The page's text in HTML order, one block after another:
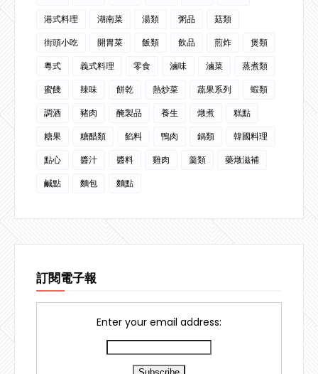
港式料理
湖南菜 湯類 粥品
菇類
街頭小吃
開胃菜 飯類 飲品 煎炸
煲類
粵式
義式料理 零食 滷味 滷菜
蒸煮類
蜜餞
辣味 餅乾 熱炒菜 蔬果系列
蝦類
調酒
豬肉 醃製品 養生 燉煮
糕點
糖果
糖醋類 餡料 鴨肉 鍋類
韓國料理
點心
醬汁 醬料 雞肉 羹類
藥燉滋補
鹹點
麵包 麵點
訂閱電子報
Enter your email address: